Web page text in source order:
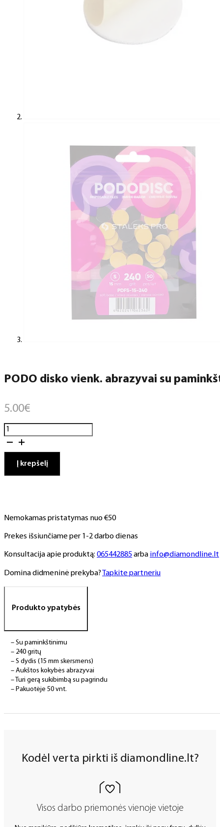
PODO disko vienk. abrazyvai su
5.00€
produkto
kiekis:
disko
vienk.
15
240
gritų
vnt.)
Į krepšelį
Nemokamas pristatymas nuo €50
Prekes išsiunčiame per 1-2 darbo dienas
Konsultacija apie produktą: 065442885arba info@diamondline.lt
Domina didmeninė prekyba?Tapkite partneriu
Produkto ypatybės
– Su paminkštinimu
– 240 gritų
– S dydis (15 mm skersmens)
– Aukštos kokybės abrazyvai
– Turi gerą sukibimbą su pagrindu
– Pakuotėje 50 vnt.
Kodėl verta pirkti iš diamondline.lt?
Visos darbo priemonės vienoje vietoje